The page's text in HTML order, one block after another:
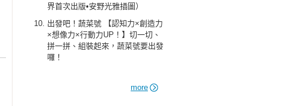
界首次出版•安野光雅插圖）
出發吧！蔬菜號 【認知力×創造力
×想像力×行動力UP！】切一切、
拼一拼、組裝起來，蔬菜號要出發
囉！
more